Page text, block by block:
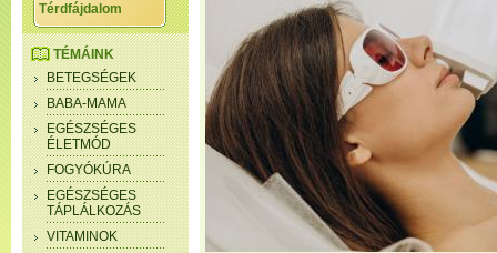
Térdfájdalom
TÉMÁINK
BETEGSÉGEK
BABA-MAMA
EGÉSZSÉGES
ÉLETMÓD
FOGYÓKÚRA
EGÉSZSÉGES
TÁPLÁLKOZÁS
VITAMINOK